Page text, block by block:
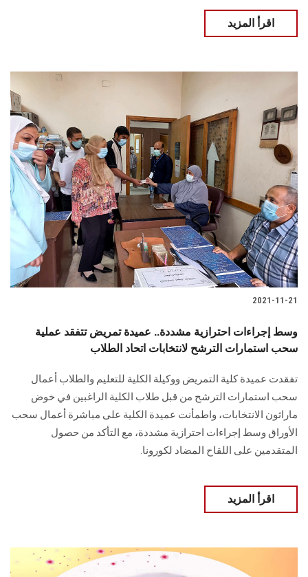
اقرأ المزيد
2021-11-21
وسط إجراءات احترازية مشددة.. عميدة تمريض تتفقد عملية
سحب استمارات الترشح لانتخابات اتحاد الطلاب
تفقدت عميدة كلية التمريض ووكيلة الكلية للتعليم والطلاب أعمال
سحب استمارات الترشح من قبل طلاب الكلية الراغبين في خوض
ماراثون الانتخابات، واطمأنت عميدة الكلية على مباشرة أعمال سحب
الأوراق وسط إجراءات احترازية مشددة، مع التأكد من حصول
المتقدمين على اللقاح المضاد لكورونا.
اقرأ المزيد